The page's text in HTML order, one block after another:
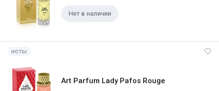
Нет в наличии
ноты
Art Parfum Lady Pafos Rouge